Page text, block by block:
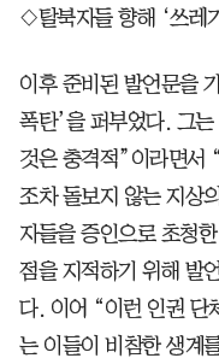
◇탈북자들 향해 ‘쓰레
이후 준비된 발언문을
폭탄’을 퍼부었다. 그
것은 충격적”이라면서
조차 돌보지 않는 지상
자들을 증인으로 초청
점을 지적하기 위해 발
다. 이어 “이런 인권 단
는 이들이 비참한 생계